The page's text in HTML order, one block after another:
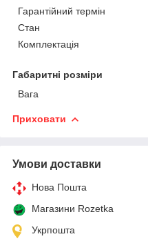
Гарантійний термін
Стан
Комплектація
Габаритні розміри
Вага
Приховати
Умови доставки
Нова Пошта
Магазини Rozetka
Укрпошта